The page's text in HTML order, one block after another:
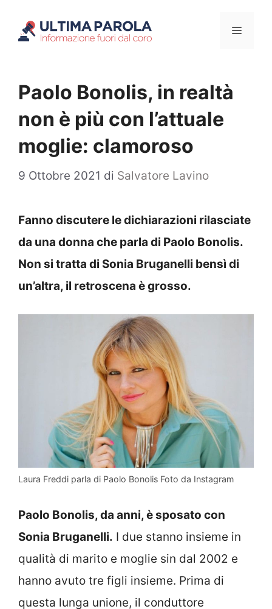
Menu
Paolo Bonolis, in realtà
non è più con l’attuale
moglie: clamoroso
9 Ottobre 2021 di Salvatore Lavino
Fanno discutere le dichiarazioni rilasciate
da una donna che parla di Paolo Bonolis.
Non si tratta di Sonia Bruganelli bensì di
un’altra, il retroscena è grosso.
Laura Freddi parla di Paolo Bonolis Foto da Instagram
Paolo Bonolis, da anni, è sposato con
Sonia Bruganelli. I due stanno insieme in
qualità di marito e moglie sin dal 2002 e
hanno avuto tre figli insieme. Prima di
questa lunga unione, il conduttore